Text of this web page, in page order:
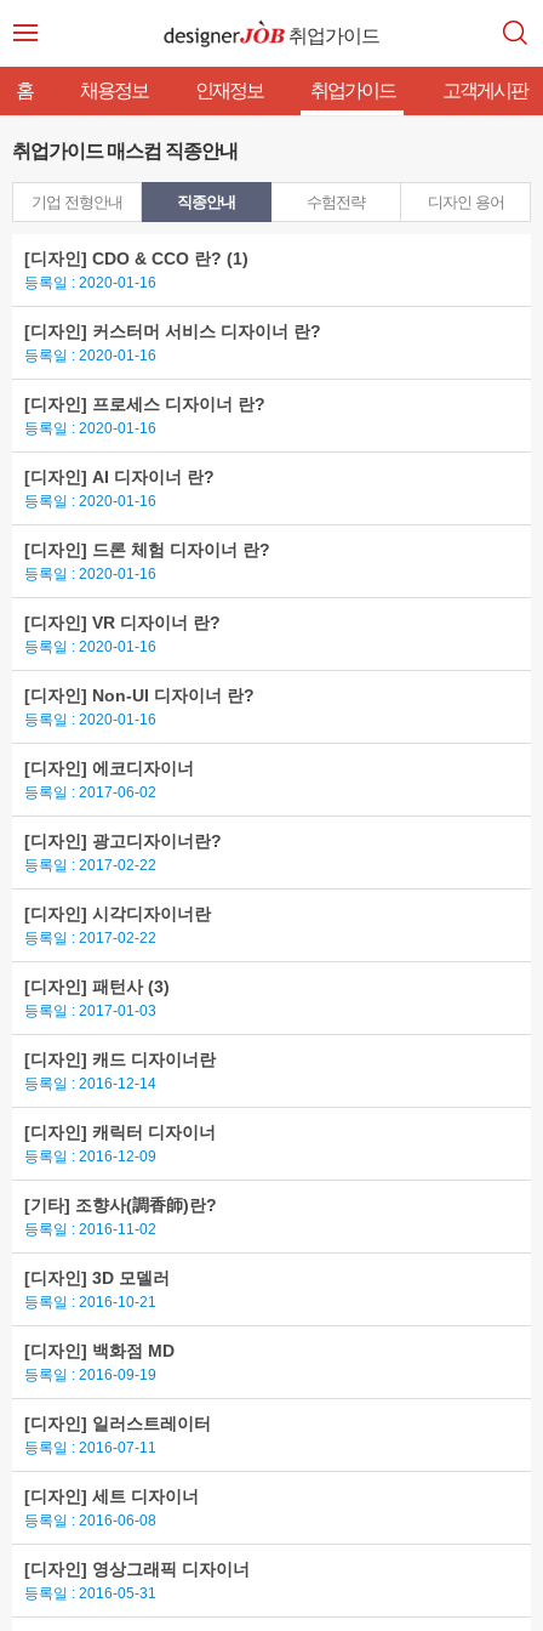
취업가이드
홈 채용정보 인재정보 취업가이드 고객게시판
취업가이드 매스컴 직종안내
기업 전형안내 직종안내 수험전략 디자인 용어
[디자인] CDO & CCO 란? (1)
등록일 : 2020-01-16
[디자인] 커스터머 서비스 디자이너 란?
등록일 : 2020-01-16
[디자인] 프로세스 디자이너 란?
등록일 : 2020-01-16
[디자인] AI 디자이너 란?
등록일 : 2020-01-16
[디자인] 드론 체험 디자이너 란?
등록일 : 2020-01-16
[디자인] VR 디자이너 란?
등록일 : 2020-01-16
[디자인] Non-UI 디자이너 란?
등록일 : 2020-01-16
[디자인] 에코디자이너
등록일 : 2017-06-02
[디자인] 광고디자이너란?
등록일 : 2017-02-22
[디자인] 시각디자이너란
등록일 : 2017-02-22
[디자인] 패턴사(3)
등록일 : 2017-01-03
[디자인] 캐드 디자이너란
등록일 : 2016-12-14
[디자인] 캐릭터 디자이너
등록일 : 2016-12-09
[기타] 조향사(調香師)란?
등록일 : 2016-11-02
[디자인] 3D 모델러
등록일 : 2016-10-21
[디자인] 백화점 MD
등록일 : 2016-09-19
[디자인] 일러스트레이터
등록일 : 2016-07-11
[디자인] 세트 디자이너
등록일 : 2016-06-08
[디자인] 영상그래픽 디자이너
등록일 : 2016-05-31